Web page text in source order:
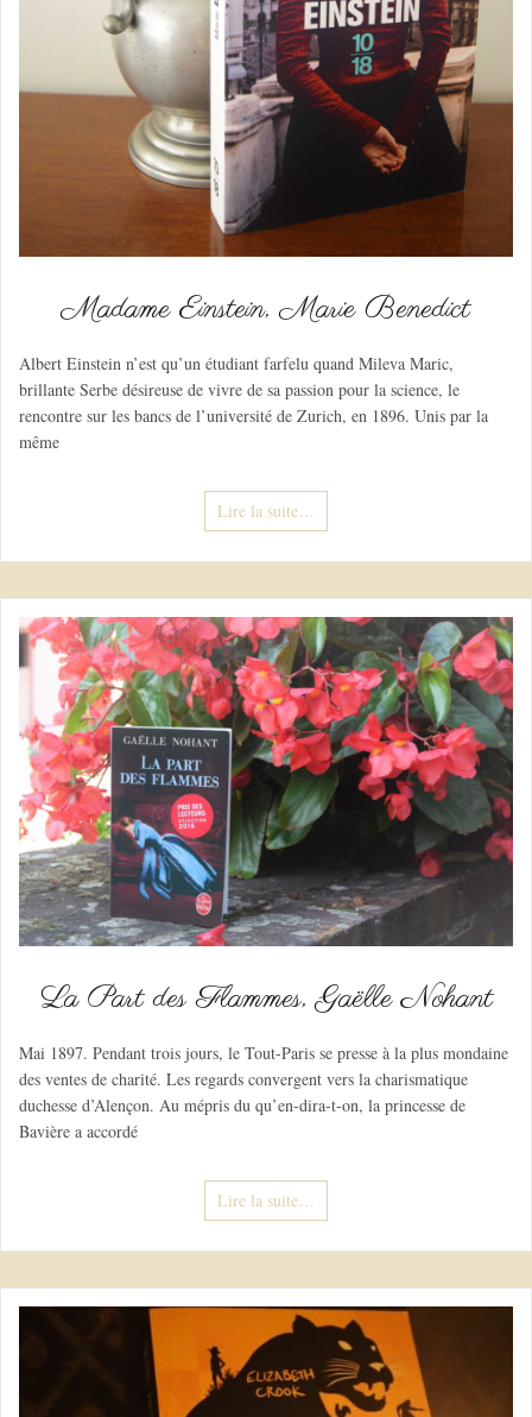
Madame Einstein, Marie Benedict
Albert Einstein n’est qu’un étudiant farfelu quand Mileva Maric,
brillante Serbe désireuse de vivre de sa passion pour la science, le
rencontre sur les bancs de l’université de Zurich, en 1896. Unis par la
même
Lire la suite…
La Part des Flammes, Gaëlle Nohant
Mai 1897. Pendant trois jours, le Tout-Paris se presse à la plus mondaine
des ventes de charité. Les regards convergent vers la charismatique
duchesse d’Alençon. Au mépris du qu’en-dira-t-on, la princesse de
Bavière a accordé
Lire la suite…